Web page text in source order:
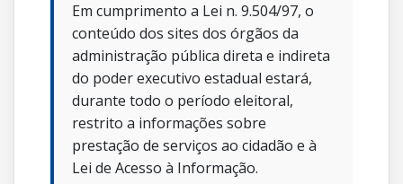
Em cumprimento a Lei n. 9.504/97, o
conteúdo dos sites dos órgãos da
administração pública direta e indireta
do poder executivo estadual estará,
durante todo o período eleitoral,
restrito a informações sobre
prestação de serviços ao cidadão e à
Lei de Acesso à Informação.